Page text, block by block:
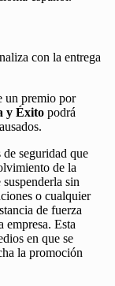
con la entrega
un premio por
y Éxito podrá
seguridad que
de la
sin
o cualquier
de fuerza
empresa. Esta
en que se
la promoción